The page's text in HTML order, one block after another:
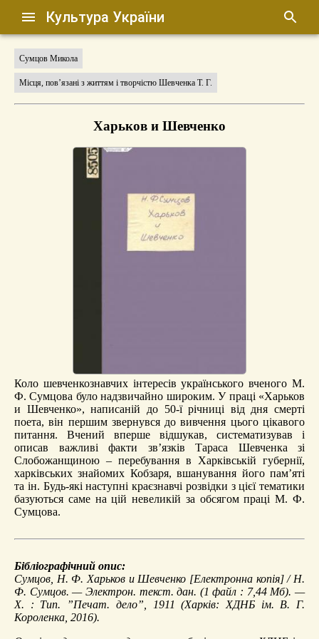
Культура України
Сумцов Микола
Місця, пов’язані з життям і творчістю Шевченка Т. Г.
Харьков и Шевченко
Коло шевченкознавчих інтересів українського вченого М.
Ф. Сумцова було надзвичайно широким. У праці «Харьков
и Шевченко», написаній до 50-ї річниці від дня смерті
поета, він першим звернувся до вивчення цього цікавого
питання. Вчений вперше відшукав, систематизував і
описав важливі факти зв’язків Тараса Шевченка зі
Слобожанщиною – перебування в Харківській губернії,
харківських знайомих Кобзаря, вшанування його пам’яті
та ін. Будь-які наступні краєзнавчі розвідки з цієї тематики
базуються саме на цій невеликій за обсягом праці М. Ф.
Сумцова.
Бібліографічний опис:
Сумцов, Н. Ф. Харьков и Шевченко [Електронна копія] / Н.
Ф. Сумцов. — Электрон. текст. дан. (1 файл : 7,44 Мб). —
Х. : Тип. ”Печат. дело”, 1911 (Харків: ХДНБ ім. В. Г.
Короленка, 2016).